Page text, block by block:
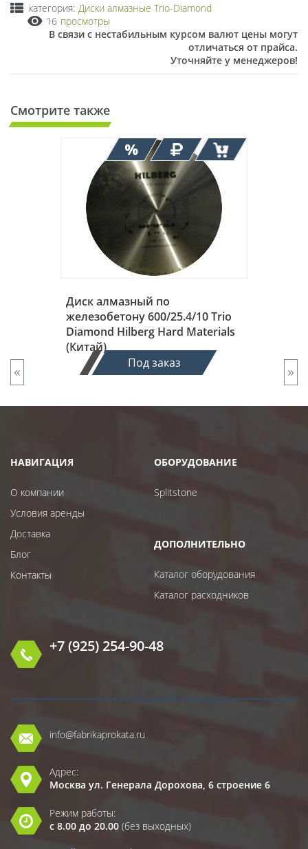
категория: Диски алмазные Trio-Diamond
16 просмотры
В связи с нестабильным курсом валют цены могут
отличаться от прайса.
Уточняйте у менеджеров!
Смотрите также
Диск алмазный по
железобетону 600/25.4/10 Trio
Diamond Hilberg Hard Materials
(Китай)
Под заказ
« »
НАВИГАЦИЯ
О компании
Условия аренды
Доставка
Блог
Контакты
ОБОРУДОВАНИЕ
Splitstone
ДОПОЛНИТЕЛЬНО
Каталог оборудования
Каталог расходников
+7 (925) 254-90-48
info@fabrikaprokata.ru
Адрес:
Москва ул. Генерала Дорохова, 6 строение 6
Режим работы:
с 8.00 до 20.00 (без выходных)